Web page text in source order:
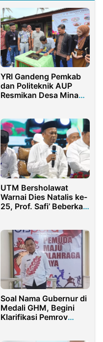
YRI Gandeng Pemkab
dan Politeknik AUP
Resmikan Desa Mina
Kabupaten Belitung
UTM Bersholawat
Warnai Dies Natalis ke-
25, Prof. Safi’ Beberkan
48 Prodi
Soal Nama Gubernur di
Medali GHM, Begini
Klarifikasi Pemrov